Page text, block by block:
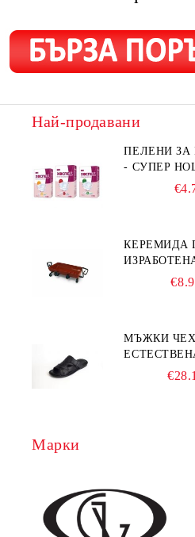
Най-продавани
ПЕЛЕНИ ЗА
- СУПЕР
КЕРЕМИДА
МЪЖКИ
Марки